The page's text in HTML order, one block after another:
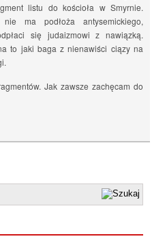
listu do kościoła w Smyrnie.
ma podłoża antysemickiego,
się judaizmowi z nawiązką.
to jaki baga z nienawiści ciązy na
Jak zawsze zachęcam do